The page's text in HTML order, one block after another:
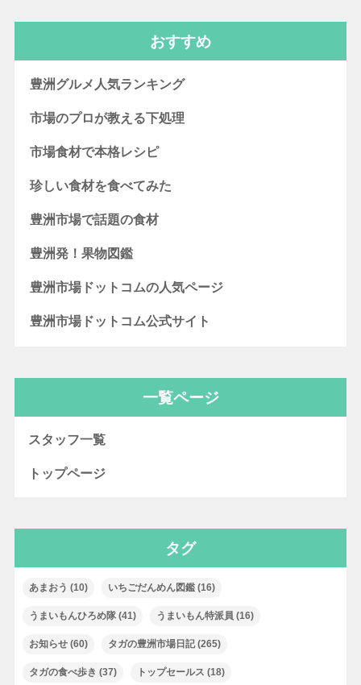
おすすめ
豊洲グルメ人気ランキング
市場のプロが教える下処理
市場食材で本格レシピ
珍しい食材を食べてみた
豊洲市場で話題の食材
豊洲発！果物図鑑
豊洲市場ドットコムの人気ページ
豊洲市場ドットコム公式サイト
一覧ページ
スタッフ一覧
トップページ
タグ
あまおう (10) いちごだんめん図鑑(16)
うまいもんひろめ隊(41) うまいもん特派員 (16)
お知らせ(60) タガの豊洲市場日記(265)
タガの食べ歩き (37) トップセールス (18)